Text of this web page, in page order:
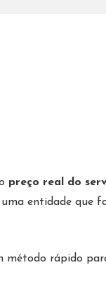
preço real do
entidade que
método rápido